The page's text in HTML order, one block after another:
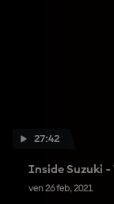
27:42
Inside Suzuki -
ven 26 feb, 2021